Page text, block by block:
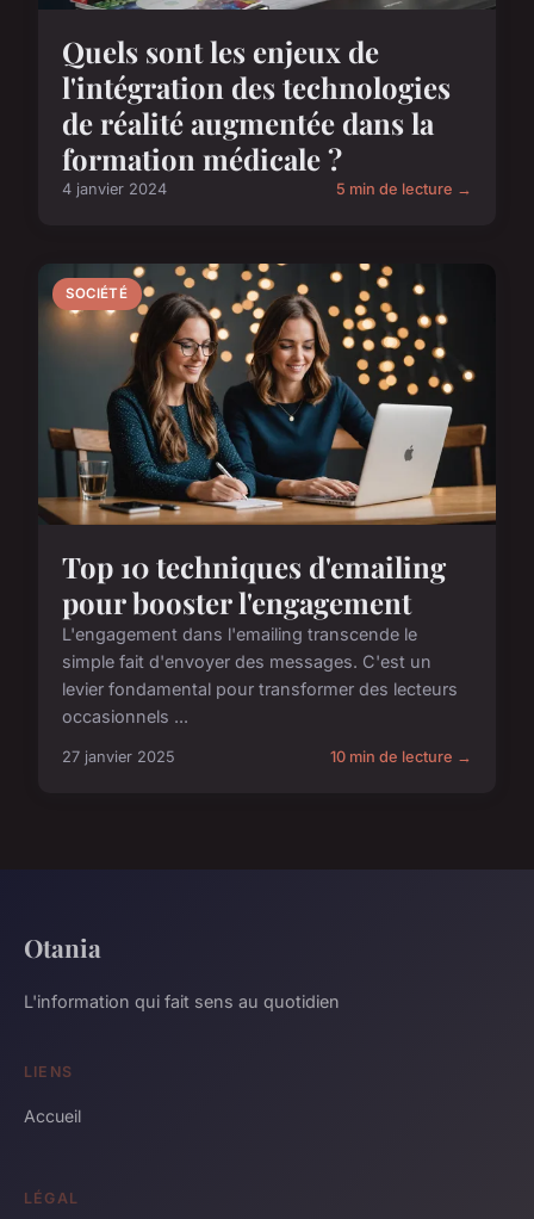
Quels sont les enjeux de
l'intégration des technologies
de réalité augmentée dans la
formation médicale ?
4 janvier 2024 5 min de lecture →
SOCIÉTÉ
Top 10 techniques d'emailing
pour booster l'engagement
L'engagement dans l'emailing transcende le
simple fait d'envoyer des messages. C'est un
levier fondamental pour transformer des lecteurs
occasionnels ...
27 janvier 2025 10 min de lecture →
Otania
L'information qui fait sens au quotidien
LIENS
Accueil
LÉGAL